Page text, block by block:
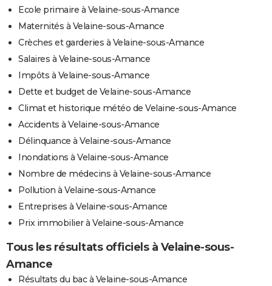
Ecole primaire à Velaine-sous-Amance
Maternités à Velaine-sous-Amance
Crèches et garderies à Velaine-sous-Amance
Salaires à Velaine-sous-Amance
Impôts à Velaine-sous-Amance
Dette et budget de Velaine-sous-Amance
Climat et historique météo de Velaine-sous-Amance
Accidents à Velaine-sous-Amance
Délinquance à Velaine-sous-Amance
Inondations à Velaine-sous-Amance
Nombre de médecins à Velaine-sous-Amance
Pollution à Velaine-sous-Amance
Entreprises à Velaine-sous-Amance
Prix immobilier à Velaine-sous-Amance
Tous les résultats officiels à Velaine-sous-
Amance
Résultats du bac à Velaine-sous-Amance